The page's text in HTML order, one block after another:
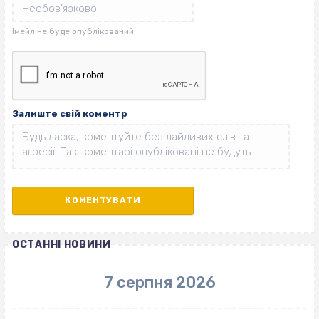
Залиште свій коментр
ОСТАННІ НОВИНИ
7 серпня 2026